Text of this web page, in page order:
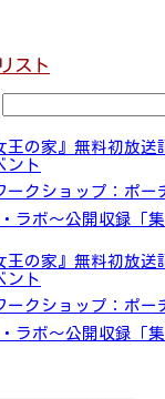
スト
王の家』無料初放
ント
ークショップ：ポー
ラボ～公開収録「
王の家』無料初放
ント
ークショップ：ポー
ラボ～公開収録「